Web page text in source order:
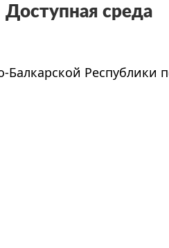
Доступная среда
Республики